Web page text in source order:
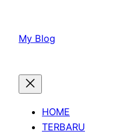
konten
My Blog
HOME
TERBARU